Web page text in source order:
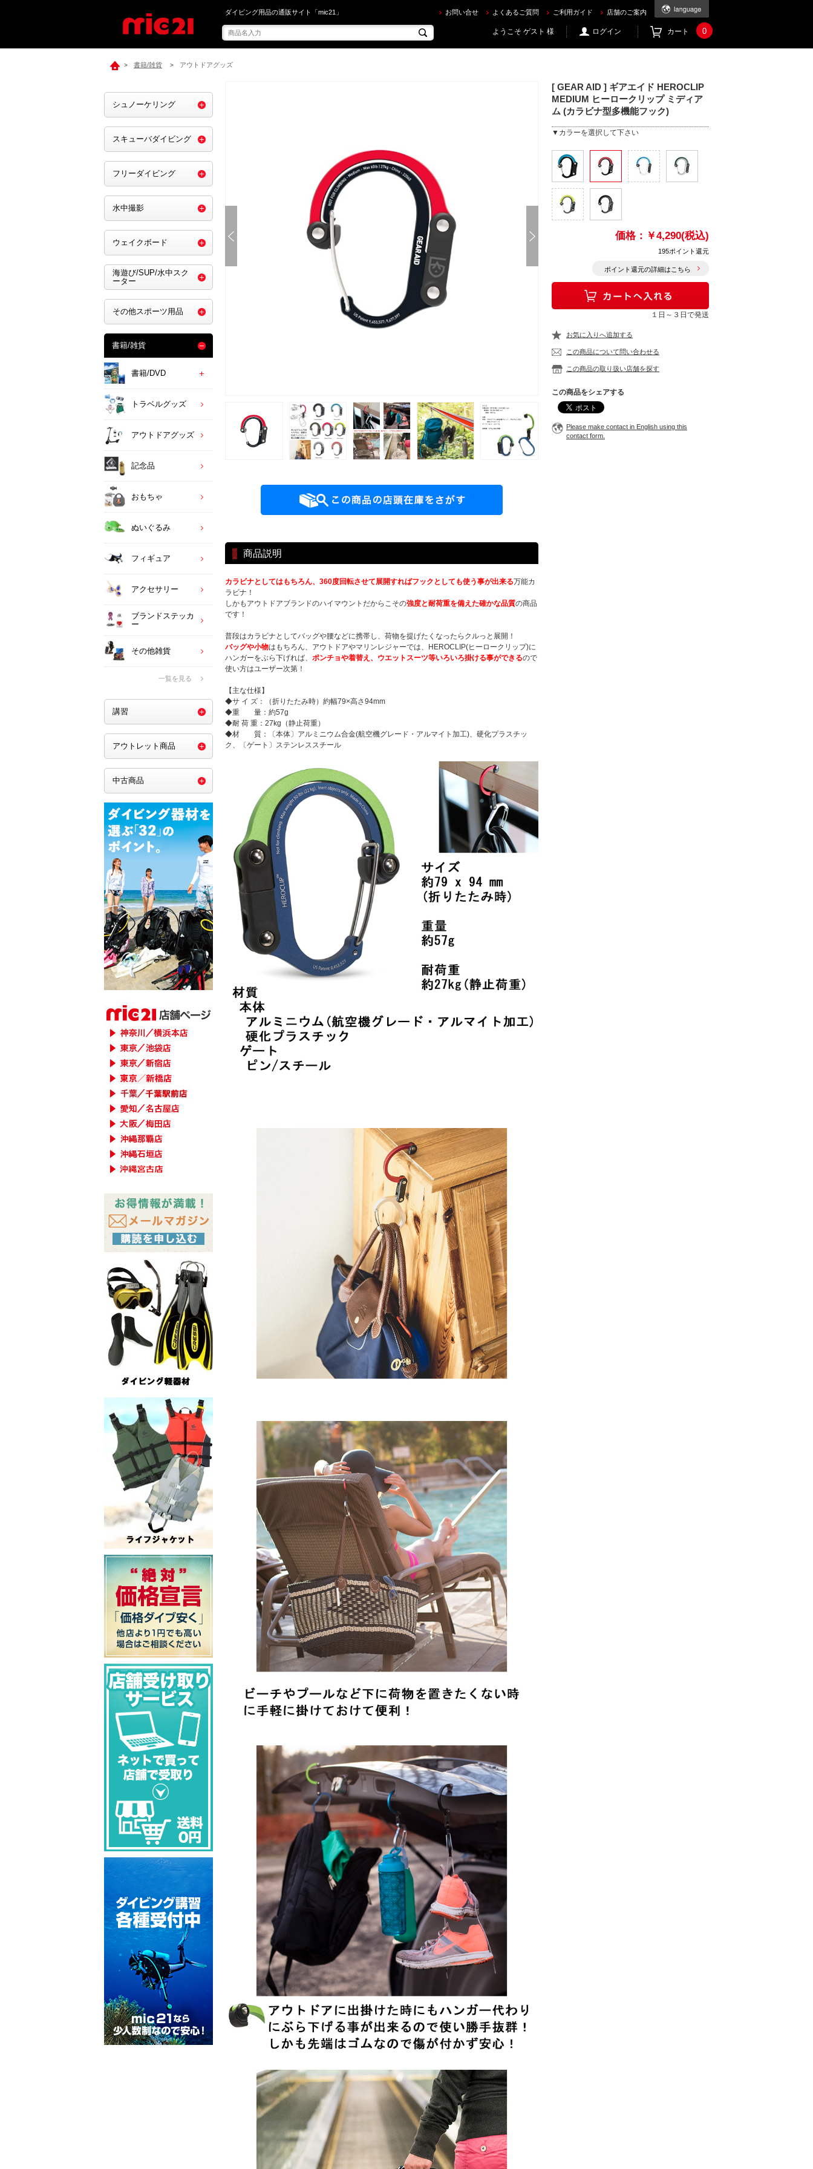
mic21で[ GEAR AID ] ギアエイド HEROCLIP MEDIUM ヒーロークリップ ミディアム (カラビナ型多機能フック) を買うならec.mic21.com
ダイビング用品の通販サイト「mic21」 お問い合せ よくあるご質問 ご利用ガイド 店舗のご案内
ようこそ ゲスト 様 ログイン カート 0
> 書籍/雑貨 > アウトドアグッズ
商品説明
カラビナとしてはもちろん、360度回転させて展開すればフックとしても使う事が出来る万能カ
ラビナ！
しかもアウトドアブランドのハイマウントだからこその強度と耐荷重を備えた確かな品質の商品
です！
普段はカラビナとしてバッグや腰などに携帯し、荷物を提げたくなったらクルっと展開！
バッグや小物はもちろん、アウトドアやマリンレジャーでは、HEROCLIP(ヒーロークリップ)に
ハンガーをぶら下げれば、 ポンチョや着替え、ウエットスーツ等いろいろ掛ける事ができるので
使い方はユーザー次第！
【主な仕様】
◆サ イ ズ：（折りたたみ時）約幅79×高さ94mm
◆重 量：約57g
◆耐 荷 重：27kg（静止荷重）
◆材 質：〔本体〕アルミニウム合金(航空機グレード・アルマイト加工)、硬化プラスチッ
ク、〔ゲート〕ステンレススチール
[ GEAR AID ] ギアエイド HEROCLIP
MEDIUM ヒーロークリップ ミディア
ム (カラビナ型多機能フック)
▼カラーを選択して下さい
価格： ￥4,290(税込)
195ポイント還元
ポイント還元の詳細はこちら
１日～３日で発送
お気に入りへ追加する
この商品について問い合わせる
この商品の取り扱い店舗を探す
この商品をシェアする
Please make contact in English using this
contact form.
シュノーケリング
スキューバダイビング
フリーダイビング
水中撮影
ウェイクボード
海遊び/SUP/水中スク
ーター
その他スポーツ用品
書籍/雑貨
書籍/DVD
トラベルグッズ
アウトドアグッズ
記念品
おもちゃ
ぬいぐるみ
フィギュア
アクセサリー
ブランドステッカ
ー
その他雑貨
一覧を見る
講習
アウトレット商品
中古商品